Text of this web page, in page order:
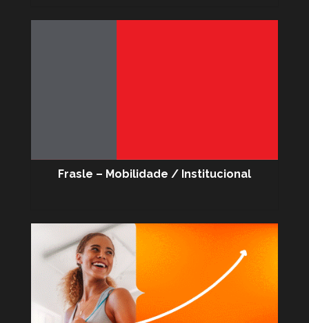
Frasle – Mobilidade / Institucional